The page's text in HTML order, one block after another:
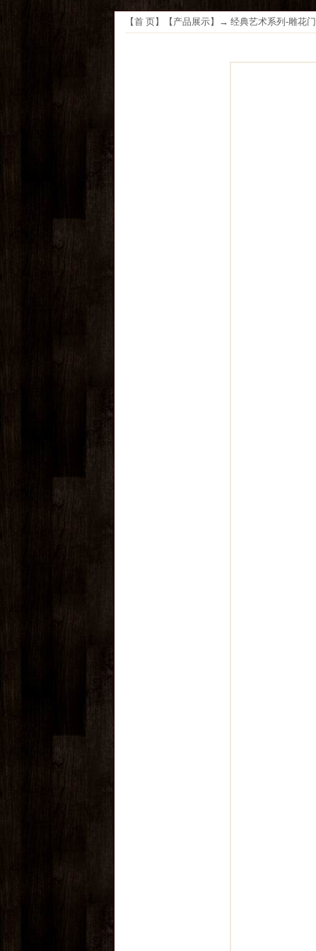
【首 页】【 产品展示】→ 经典艺术系列-雕花门